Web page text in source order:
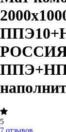
РОССИЯ,
5
7 отзывов